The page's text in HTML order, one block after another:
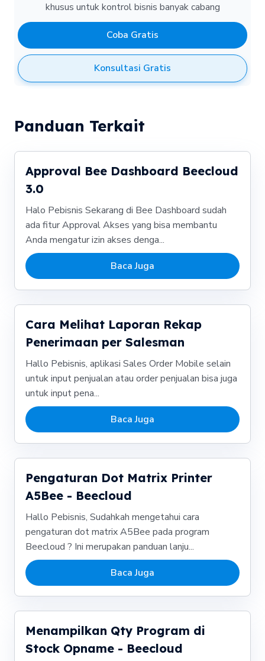
khusus untuk kontrol bisnis banyak cabang
Coba Gratis
Konsultasi Gratis
Panduan Terkait
Approval Bee Dashboard Beecloud
3.0
Halo Pebisnis Sekarang di Bee Dashboard sudah
ada fitur Approval Akses yang bisa membantu
Anda mengatur izin akses denga...
Baca Juga
Cara Melihat Laporan Rekap
Penerimaan per Salesman
Hallo Pebisnis, aplikasi Sales Order Mobile selain
untuk input penjualan atau order penjualan bisa juga
untuk input pena...
Baca Juga
Pengaturan Dot Matrix Printer
A5Bee - Beecloud
Hallo Pebisnis, Sudahkah mengetahui cara
pengaturan dot matrix A5Bee pada program
Beecloud ? Ini merupakan panduan lanju...
Baca Juga
Menampilkan Qty Program di
Stock Opname - Beecloud